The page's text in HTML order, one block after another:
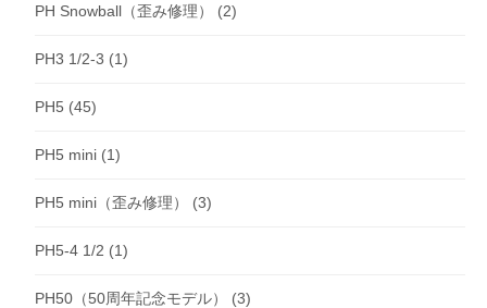
PH Snowball（歪み修理） (2)
PH3 1/2-3 (1)
PH5 (45)
PH5 mini (1)
PH5 mini（歪み修理） (3)
PH5-4 1/2 (1)
PH50（50周年記念モデル） (3)